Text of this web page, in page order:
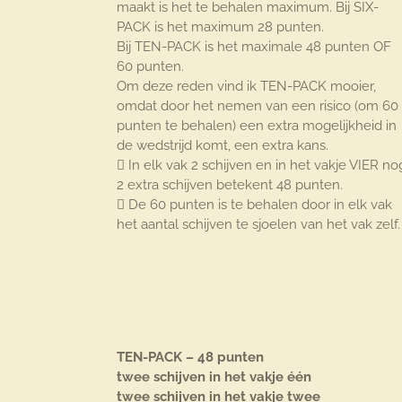
maakt is het te behalen maximum. Bij SIX-
PACK is het maximum 28 punten.
Bij TEN-PACK is het maximale 48 punten OF
60 punten.
Om deze reden vind ik TEN-PACK mooier,
omdat door het nemen van een risico (om 60
punten te behalen) een extra mogelijkheid in
de wedstrijd komt, een extra kans.
 In elk vak 2 schijven en in het vakje VIER
2 extra schijven betekent 48 punten.
 De 60 punten is te behalen door in elk vak
het aantal schijven te sjoelen van het vak zelf.
TEN-PACK – 48 punten
twee schijven in het vakje één
twee schijven in het vakje twee